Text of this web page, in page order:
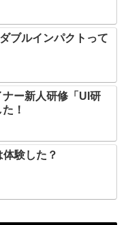
ブルインパクトって
ー新人研修「UI研
！
体験した？